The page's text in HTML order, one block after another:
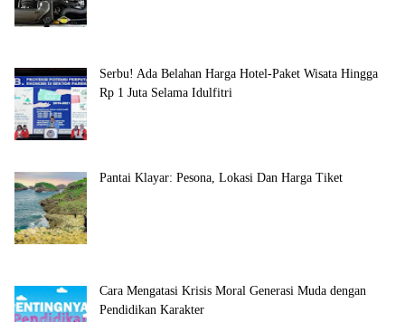
Serbu! Ada Belahan Harga Hotel-Paket Wisata Hingga
Rp 1 Juta Selama Idulfitri
Pantai Klayar: Pesona, Lokasi Dan Harga Tiket
Cara Mengatasi Krisis Moral Generasi Muda dengan
Pendidikan Karakter